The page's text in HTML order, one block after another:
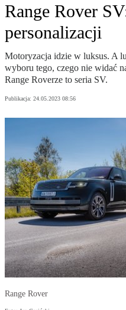
Range Rover
personalizacji
Motoryzacja idzie w luksus. A
wyboru tego, czego nie widać
Range Roverze to seria SV.
Publikacja: 24.05.2023 08:56
Range Rover